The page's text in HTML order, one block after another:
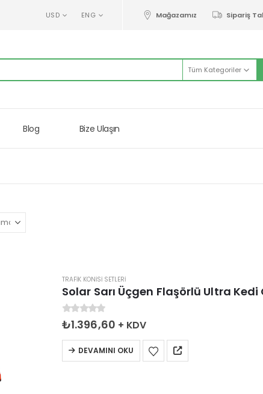
USD ENG Mağazamız Sipariş
Tüm Kategoriler
Blog Bize Ulaşın
TRAFIK KONISI SETLERI
Solar Sarı Üçgen Flaşörlü Ultra
0 5 üzerinden
₺1.396,60 + KDV
DEVAMINI OKU